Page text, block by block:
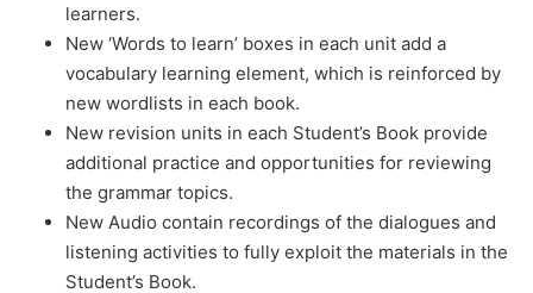
learners.
New ‘Words to learn’ boxes in each unit add a
vocabulary learning element, which is reinforced by
new wordlists in each book.
New revision units in each Student’s Book provide
additional practice and opportunities for reviewing
the grammar topics.
New Audio contain recordings of the dialogues and
listening activities to fully exploit the materials in the
Student’s Book.